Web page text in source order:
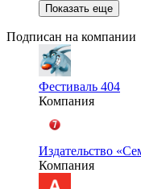
Показать еще
Подписан на компании
Фестиваль 404
Компания
Издательство
Компания